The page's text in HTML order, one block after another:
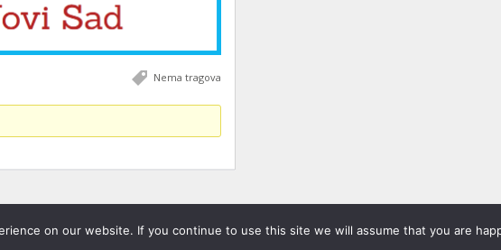
Nema tragova
Dobrodošli, gost![
on our website. If you continue to use this site we will assume that you are